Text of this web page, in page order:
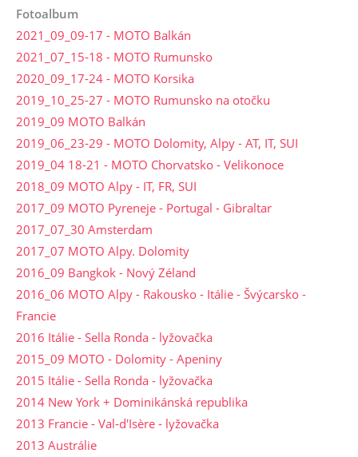
Fotoalbum
2021_09_09-17 - MOTO Balkán
2021_07_15-18 - MOTO Rumunsko
2020_09_17-24 - MOTO Korsika
2019_10_25-27 - MOTO Rumunsko na otočku
2019_09 MOTO Balkán
2019_06_23-29 - MOTO Dolomity, Alpy - AT, IT, SUI
2019_04 18-21 - MOTO Chorvatsko - Velikonoce
2018_09 MOTO Alpy - IT, FR, SUI
2017_09 MOTO Pyreneje - Portugal - Gibraltar
2017_07_30 Amsterdam
2017_07 MOTO Alpy. Dolomity
2016_09 Bangkok - Nový Zéland
2016_06 MOTO Alpy - Rakousko - Itálie - Švýcarsko -
Francie
2016 Itálie - Sella Ronda - lyžovačka
2015_09 MOTO - Dolomity - Apeniny
2015 Itálie - Sella Ronda - lyžovačka
2014 New York + Dominikánská republika
2013 Francie - Val-d'Isère - lyžovačka
2013 Austrálie